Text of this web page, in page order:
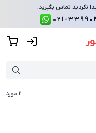
نکردید تماس بگیرید.
021-
2 مورد